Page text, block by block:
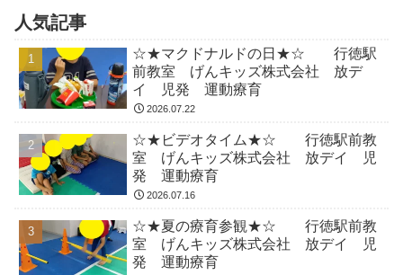
人気記事
☆★マクドナルドの日★☆ 行徳駅
前教室 げんキッズ株式会社 放デ
イ 児発 運動療育
2026.07.22
☆★ビデオタイム★☆ 行徳駅前教
室 げんキッズ株式会社 放デイ 児
発 運動療育
2026.07.16
☆★夏の療育参観★☆ 行徳駅前教
室 げんキッズ株式会社 放デイ 児
発 運動療育